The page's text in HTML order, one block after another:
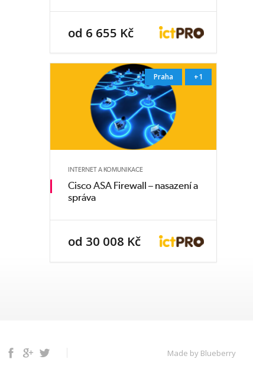
od 6 655 Kč
Praha +1
INTERNET A KOMUNIKACE
Cisco ASA Firewall – nasazení a
správa
od 30 008 Kč
Facebook
Google+Twitter Made by Blueberry